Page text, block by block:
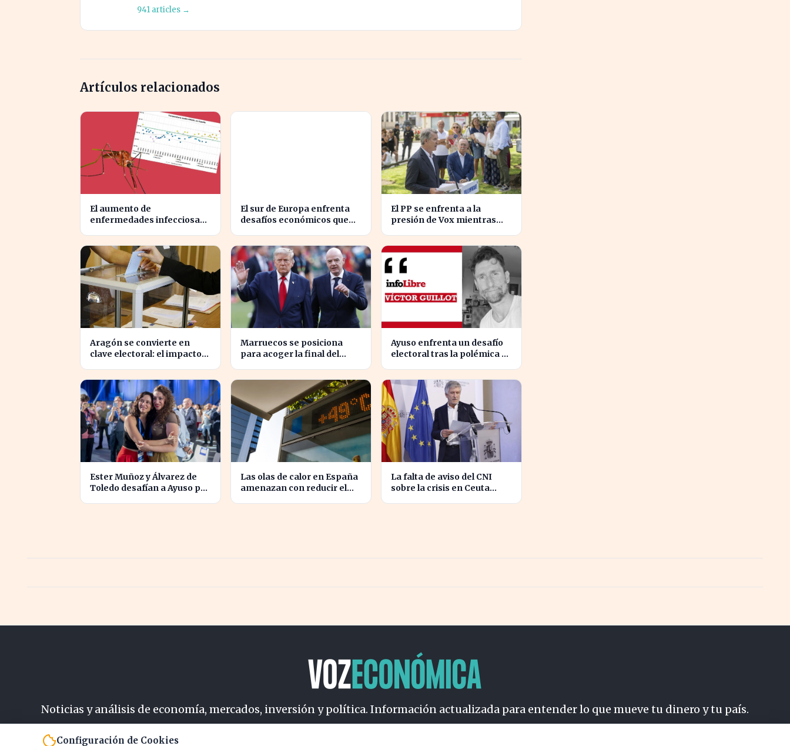
941 articles →
Artículos relacionados
El aumento de
enfermedades infecciosas
El sur de Europa enfrenta
desafíos económicos que
El PP se enfrenta a la
presión de Vox mientras
Aragón se convierte en
clave electoral: el impacto
Marruecos se posiciona
para acoger la final del
Ayuso enfrenta un desafío
electoral tras la polémica de
Ester Muñoz y Álvarez de
Toledo desafían a Ayuso por
Las olas de calor en España
amenazan con reducir el
La falta de aviso del CNI
sobre la crisis en Ceuta
Noticias y análisis de economía, mercados, inversión y política. Información actualizada para entender lo que mueve tu dinero y tu país.
Configuración de Cookies